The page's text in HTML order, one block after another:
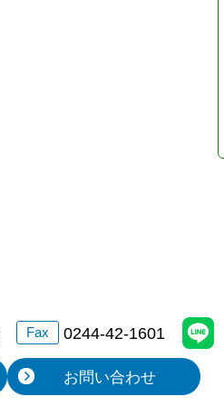
Fax 0244-42-1601
お問い合わせ